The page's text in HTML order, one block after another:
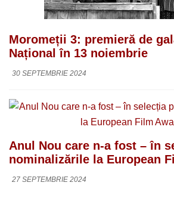
Moromeții 3: premieră de
Național în 13 noiembrie
30 SEPTEMBRIE 2024
Anul Nou care n-a fost – în
nominalizările la European
27 SEPTEMBRIE 2024